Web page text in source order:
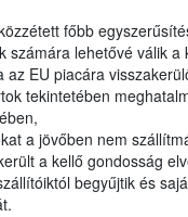
főbb
lehetővé válik a
az EU piacára
tekintetében
a jövőben nem
a kellő gondosság
begyűjtik és